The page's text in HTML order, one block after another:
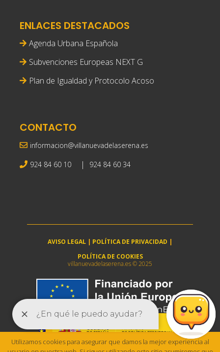
ENLACES DESTACADOS
Agenda Urbana Española
Subvenciones Europeas NEXT G
Plan de Igualdad y Protocolo Acoso
CONTACTO
informacion@villanuevadelaserena.es
924 84 60 10 | 924 84 60 34
AVISO LEGAL | POLÍTICA DE PRIVACIDAD |
POLÍTICA DE COOKIES
villanuevadelaserena.es © 2025
Utilizamos cookies para asegurar que damos la mejor experiencia al